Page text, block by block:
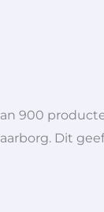
900
Dit